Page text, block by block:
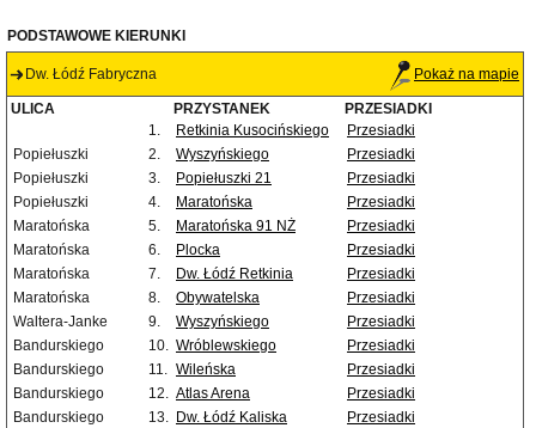
PODSTAWOWE KIERUNKI
Dw. Łódź Fabryczna Pokaż na mapie
ULICA PRZYSTANEK
PRZESIADKI
1.
Retkinia Kusocińskiego
Przesiadki
Popiełuszki
2. Wyszyńskiego
Przesiadki
Popiełuszki
3. Popiełuszki 21
Przesiadki
Popiełuszki
4. Maratońska
Przesiadki
Maratońska
5. Maratońska 91 NŻ
Przesiadki
Maratońska
6. Plocka
Przesiadki
Maratońska
7. Dw. Łódź Retkinia
Przesiadki
Maratońska
8. Obywatelska
Przesiadki
Waltera-Janke
9. Wyszyńskiego
Przesiadki
Bandurskiego
10. Wróblewskiego
Przesiadki
Bandurskiego
11. Wileńska
Przesiadki
Bandurskiego
12. Atlas Arena
Przesiadki
Bandurskiego
13. Dw. Łódź Kaliska
Przesiadki